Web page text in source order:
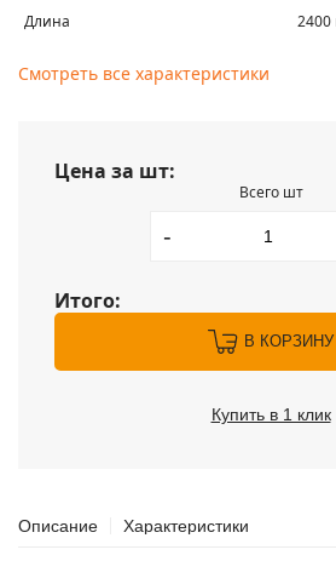
Длина
Смотреть все характеристики
Цена за шт:
Всего шт
-
Итого:
В КОРЗИНУ
Купить в 1 клик
Описание Характеристики